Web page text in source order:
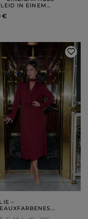
IN EINEM
€
–